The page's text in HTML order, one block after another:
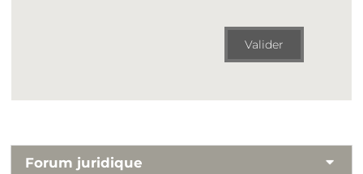
Valider
Forum juridique